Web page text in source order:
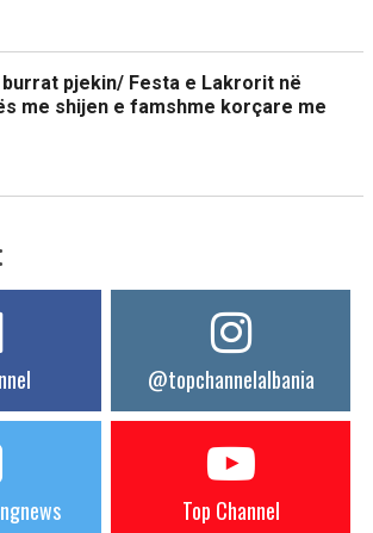
pjekin/ Festa e Lakrorit në
me shijen e famshme korçare me
@topchannelalbania
Top Channel